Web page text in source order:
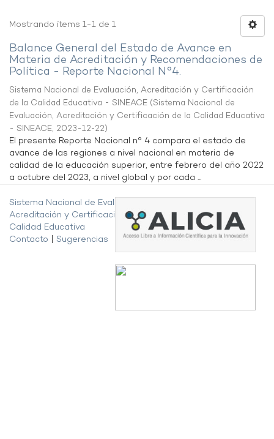
Mostrando ítems 1-1 de 1
Balance General del Estado de Avance en
Materia de Acreditación y Recomendaciones de
Política - Reporte Nacional N°4.
Sistema Nacional de Evaluación, Acreditación y Certificación
de la Calidad Educativa - SINEACE (Sistema Nacional de
Evaluación, Acreditación y Certificación de la Calidad Educativa
- SINEACE, 2023-12-22)
El presente Reporte Nacional n° 4 compara el estado de
avance de las regiones a nivel nacional en materia de
calidad de la educación superior, entre febrero del año 2022
a octubre del 2023, a nivel global y por cada ...
Sistema Nacional de Evaluación,
Acreditación y Certificación de la
Calidad Educativa
Contacto
Sugerencias